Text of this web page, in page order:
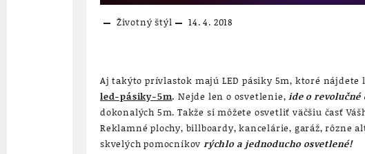
Životný štýl 14. 4. 2018
Aj takýto prívlastok majú LED pásiky 5m, ktoré
led-pásiky-5m.Nejde len o osvetlenie,ide o revolučné
dokonalých 5m. Takže si môžete osvetliť väčšiu časť
Reklamné plochy, billboardy, kancelárie, garáž, rôzne
skvelých pomocníkovrýchlo a jednoducho osvetlené!